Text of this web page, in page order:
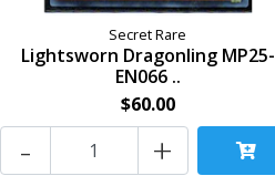
Secret Rare
Lightsworn Dragonling MP25-
EN066 ..
$60.00
+
-